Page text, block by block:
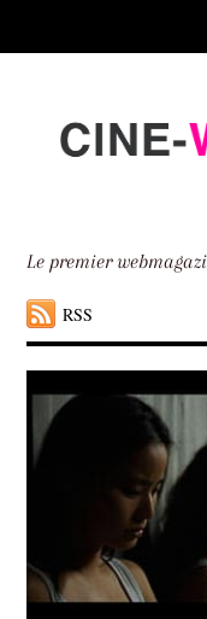
down
Le premier
RSS